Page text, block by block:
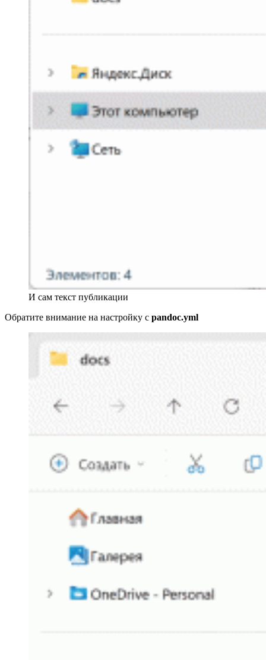
И сам текст публикации
Обратите внимание на настройку с pandoc.yml